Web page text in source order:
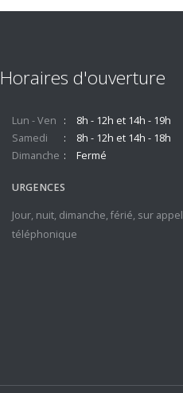
Horaires d'ouverture
Lun - Ven
8h - 12h et 14h - 19h
Samedi
8h - 12h et 14h - 18h
Dimanche
Fermé
URGENCES
Jour, nuit, dimanche, férié, sur appel
téléphonique